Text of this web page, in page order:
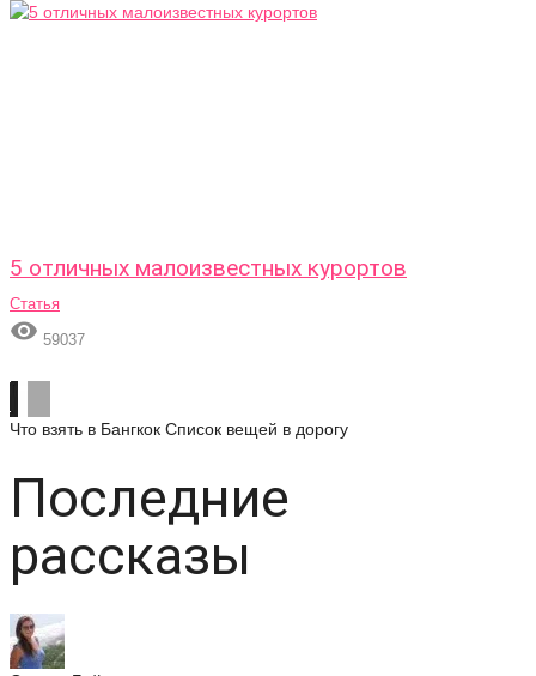
5 отличных малоизвестных курортов
Статья
 59037
Что взять в Бангкок Список вещей в дорогу
Последние
рассказы